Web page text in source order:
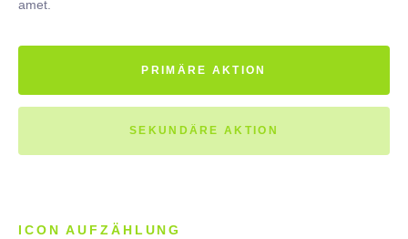
amet.
PRIMÄRE AKTION
SEKUNDÄRE AKTION
ICON AUFZÄHLUNG